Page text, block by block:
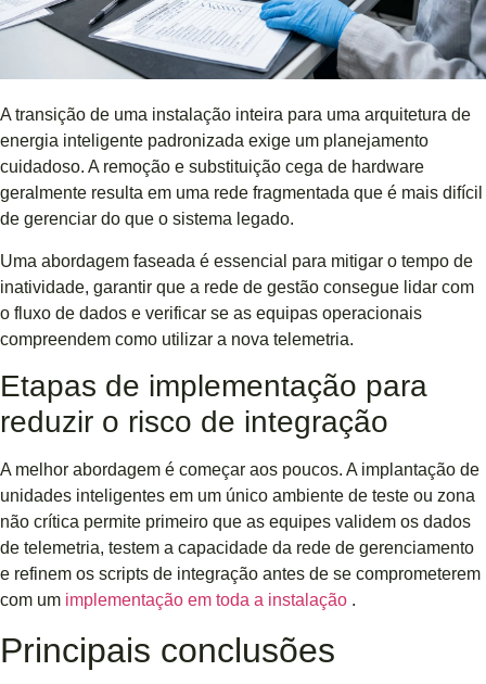
A transição de uma instalação inteira para uma arquitetura de
energia inteligente padronizada exige um planejamento
cuidadoso. A remoção e substituição cega de hardware
geralmente resulta em uma rede fragmentada que é mais difícil
de gerenciar do que o sistema legado.
Uma abordagem faseada é essencial para mitigar o tempo de
inatividade, garantir que a rede de gestão consegue lidar com
o fluxo de dados e verificar se as equipas operacionais
compreendem como utilizar a nova telemetria.
Etapas de implementação para
reduzir o risco de integração
A melhor abordagem é começar aos poucos. A implantação de
unidades inteligentes em um único ambiente de teste ou zona
não crítica permite primeiro que as equipes validem os dados
de telemetria, testem a capacidade da rede de gerenciamento
e refinem os scripts de integração antes de se comprometerem
com um implementação em toda a instalação .
Principais conclusões